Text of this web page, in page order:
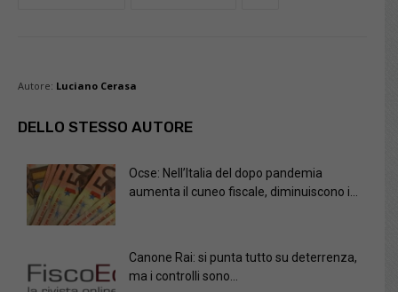
Autore: Luciano Cerasa
DELLO STESSO AUTORE
Ocse: Nell’Italia del dopo pandemia
aumenta il cuneo fiscale, diminuiscono i...
Canone Rai: si punta tutto su deterrenza,
ma i controlli sono...